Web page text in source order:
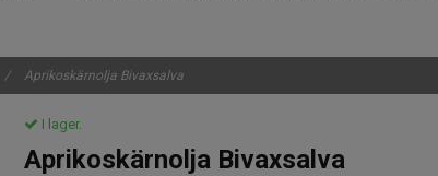
/ Aprikoskärnolja Bivaxsalva
I lager.
Aprikoskärnolja Bivaxsalva